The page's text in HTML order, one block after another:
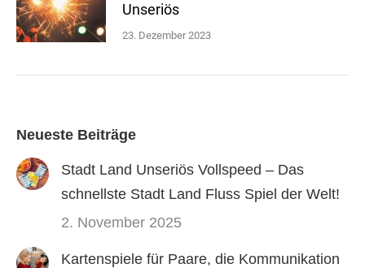
Unseriös
23. Dezember 2023
Neueste Beiträge
Stadt Land Unseriös Vollspeed – Das
schnellste Stadt Land Fluss Spiel der Welt!
2. November 2025
Kartenspiele für Paare, die Kommunikation